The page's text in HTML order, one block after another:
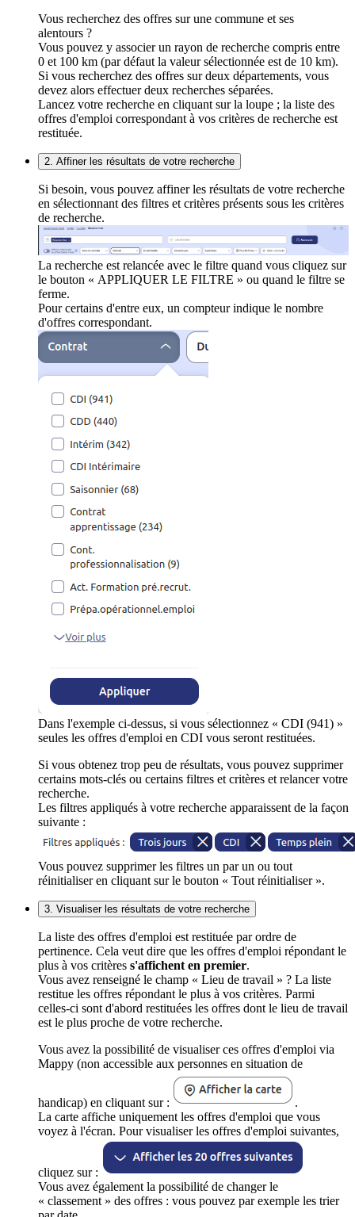
Vous recherchez des offres sur une commune et ses
alentours ?
Vous pouvez y associer un rayon de recherche compris entre
0 et 100 km (par défaut la valeur sélectionnée est de 10 km).
Si vous recherchez des offres sur deux départements, vous
devez alors effectuer deux recherches séparées.
Lancez votre recherche en cliquant sur la loupe ; la liste des
offres d'emploi correspondant à vos critères de recherche est
restituée.
2. Affiner les résultats de votre recherche
Si besoin, vous pouvez affiner les résultats de votre recherche
en sélectionnant des filtres et critères présents sous les critères
de recherche.
La recherche est relancée avec le filtre quand vous cliquez sur
le bouton « APPLIQUER LE FILTRE » ou quand le filtre se
ferme.
Pour certains d'entre eux, un compteur indique le nombre
d'offres correspondant.
Dans l'exemple ci-dessus, si vous sélectionnez « CDI (941) »
seules les offres d'emploi en CDI vous seront restituées.
Si vous obtenez trop peu de résultats, vous pouvez supprimer
certains mots-clés ou certains filtres et critères et relancer votre
recherche.
Les filtres appliqués à votre recherche apparaissent de la façon
suivante :
Vous pouvez supprimer les filtres un par un ou tout
réinitialiser en cliquant sur le bouton « Tout réinitialiser ».
3. Visualiser les résultats de votre recherche
La liste des offres d'emploi est restituée par ordre de
pertinence. Cela veut dire que les offres d'emploi répondant le
plus à vos critères s'affichent en premier.
Vous avez renseigné le champ « Lieu de travail » ? La liste
restitue les offres répondant le plus à vos critères. Parmi
celles-ci sont d'abord restituées les offres dont le lieu de travail
est le plus proche de votre recherche.
Vous avez la possibilité de visualiser ces offres d'emploi via
Mappy (non accessible aux personnes en situation de
handicap) en cliquant sur :
.
La carte affiche uniquement les offres d'emploi que vous
voyez à l'écran. Pour visualiser les offres d'emploi suivantes,
cliquez sur :
Vous avez également la possibilité de changer le
« classement » des offres : vous pouvez par exemple les trier